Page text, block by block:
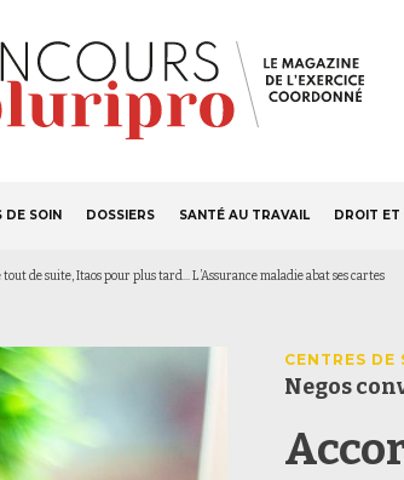
S'ABONNER
principale
DE SOIN DOSSIERS SANTÉ AU TRAVAIL DROIT ET
de suite, Itaos pour plus tard... L’Assurance maladie abat ses cartes
CENTRES DE
Negos